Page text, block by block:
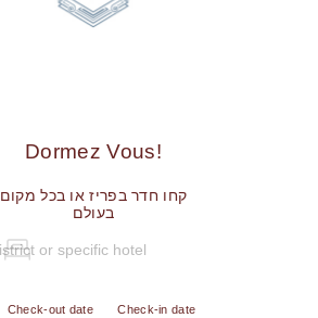
!Dormez Vous
קחו חדר בפריז או בכל מקום
בעולם
Check-in date
Check-out date